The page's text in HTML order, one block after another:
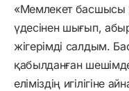
«Мемлекет басшысы
үдесінен шығып,
жігерімді салдым.
қабылданған
еліміздің игілігіне